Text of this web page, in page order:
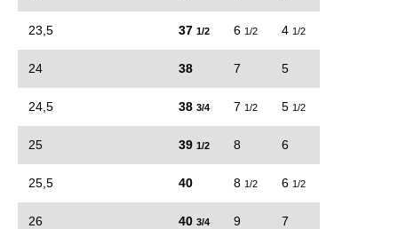
23,5 37 1/2 6 1/2 4 1/2
24 38 7 5
24,5 38 3/4 7 1/2 5 1/2
25 39 1/2 8 6
25,5 40 8 1/2 6 1/2
26 40 3/4 9 7